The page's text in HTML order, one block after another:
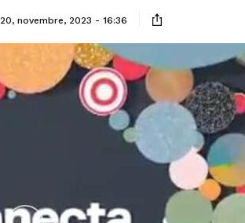
20, novembre, 2023 - 16:36